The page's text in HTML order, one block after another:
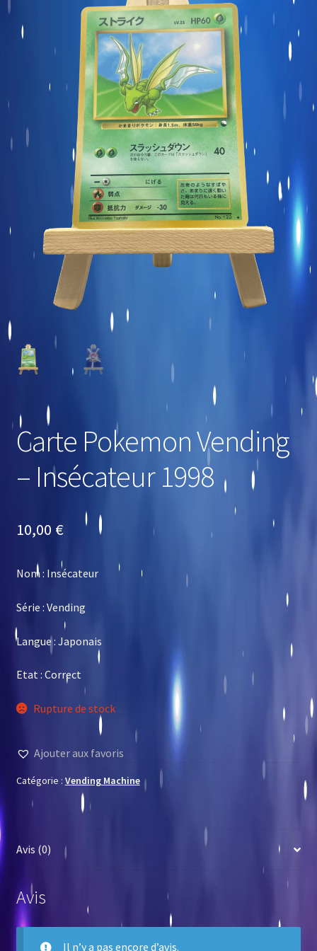
Carte commune
Display et produits scellés
Goodies et autres
Sleeve à l’unité
Précommandes
Carte Pokemon Vending
– Insécateur 1998
10,00 €
Nom : Insécateur
Série : Vending
Langue : Japonais
Etat : Correct
Rupture de stock
Ajouter aux favoris
Catégorie : Vending Machine
Avis (0)
Avis
Il n’y a pas encore d’avis.